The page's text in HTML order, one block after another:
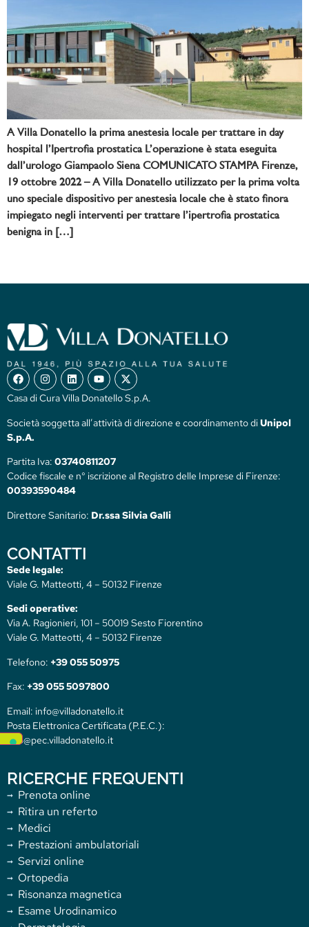
A Villa Donatello la prima anestesia locale per trattare in day
hospital l’Ipertrofia prostatica L’operazione è stata eseguita
dall’urologo Giampaolo Siena COMUNICATO STAMPA Firenze,
19 ottobre 2022 – A Villa Donatello utilizzato per la prima volta
uno speciale dispositivo per anestesia locale che è stato finora
impiegato negli interventi per trattare l’ipertrofia prostatica
benigna in […]
Casa di Cura Villa Donatello S.p.A.
Società soggetta all’attività di direzione e coordinamento diUnipol
S.p.A.
Partita Iva: 03740811207
Codice fiscale e n° iscrizione al Registro delle Imprese di Firenze:
00393590484
Direttore Sanitario: Dr.ssa Silvia Galli
CONTATTI
Sede legale:
Viale G. Matteotti, 4 – 50132 Firenze
Sedi operative:
Via A. Ragionieri, 101 – 50019 Sesto Fiorentino
Viale G. Matteotti, 4 – 50132 Firenze
Telefono: +39 055 50975
Fax: +39 055 5097800
Email: info@villadonatello.it
Posta Elettronica Certificata (P.E.C.):
info@pec.villadonatello.it
RICERCHE FREQUENTI
Prenota online
Ritira un referto
Medici
Prestazioni ambulatoriali
Servizi online
Ortopedia
Risonanza magnetica
Esame Urodinamico